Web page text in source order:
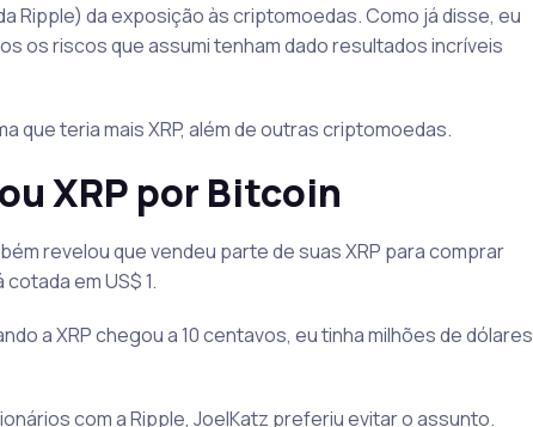
Ripple) da exposição às criptomoedas. Como já disse, eu
os riscos que assumi tenham dado resultados incríveis
que teria mais XRP, além de outras criptomoedas.
XRP por Bitcoin
revelou que vendeu parte de suas XRP para comprar
em US$ 1.
a XRP chegou a 10 centavos, eu tinha milhões de dólares
com a Ripple, JoelKatz preferiu evitar o assunto.